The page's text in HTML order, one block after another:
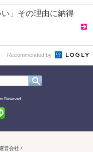
い」その理由に納得
Recommended by
Reserved.
営会社